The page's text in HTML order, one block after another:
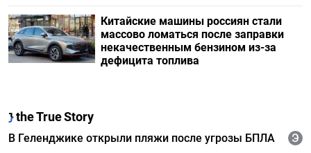
Китайские машины россиян стали
массово ломаться после заправки
некачественным бензином из-за
дефицита топлива